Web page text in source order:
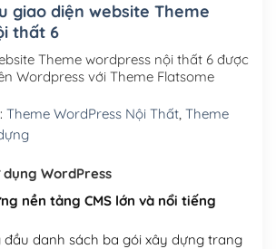
Nam .vn (1 năm)
SSD (1 năm) (+450,000₫)
SSD (1 năm)(+550,000₫)
SSD (1 năm)
SSD (1 năm) (+950,000₫)
giao diện website Theme
thất 6
Theme wordpress nội thất 6 được
Wordpress với Theme Flatsome
Theme WordPress Nội Thất, Theme
dụng WordPress
nền tảng CMS lớn và nổi tiếng
đầu danh sách ba gói xây dựng trang